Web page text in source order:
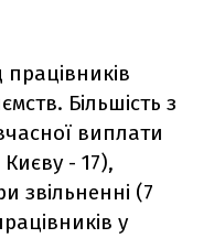
Більшість з
виплати
- 17),
звільненні (7
у